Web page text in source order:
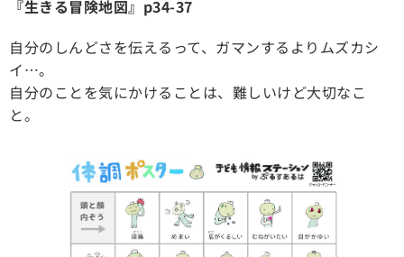
『生きる冒険地図』p34-37
自分のしんどさを伝えるって、ガマンするよりムズカシ
イ…。
自分のことを気にかけることは、難しいけど大切なこ
と。